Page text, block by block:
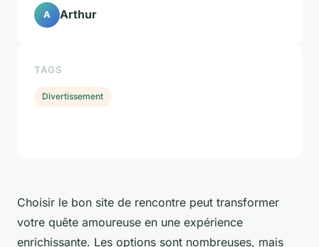
Choisir le bon site de rencontre peut transformer
votre quête amoureuse en une expérience
enrichissante. Les options sont nombreuses, mais
A Arthur
TAGS
Divertissement